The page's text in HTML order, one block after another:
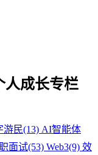
人成长专栏
游民(13) AI智能体
面试(53) Web3(9) 效